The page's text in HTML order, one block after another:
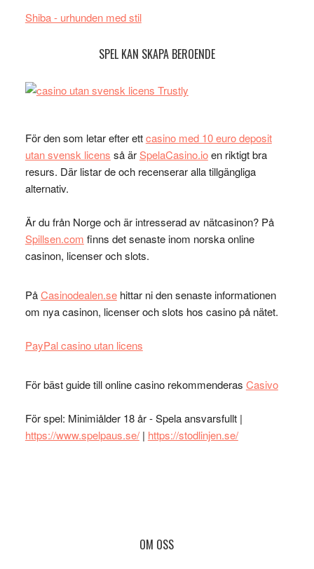
Shiba - urhunden med stil
SPEL KAN SKAPA BEROENDE
För den som letar efter ettcasino med 10 euro deposit
utan svensk licens så ärSpelaCasino.ioen riktigt bra
resurs. Där listar de och recenserar alla tillgängliga
alternativ.
Är du från Norge och är intresserad av nätcasinon? På
Spillsen.com finns det senaste inom norska online
casinon, licenser och slots.
PåCasinodealen.sehittar ni den senaste informationen
om nya casinon, licenser och slots hos casino på nätet.
PayPal casino utan licens
För bäst guide till online casino rekommenderas Casivo
För spel: Minimiålder 18 år - Spela ansvarsfullt |
https://www.spelpaus.se/| https://stodlinjen.se/
OM OSS